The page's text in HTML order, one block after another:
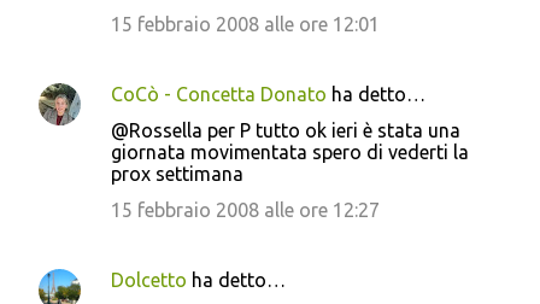
15 febbraio 2008 alle ore 12:01
CoCò - Concetta Donato ha detto…
@Rossella per P tutto ok ieri è stata una
giornata movimentata spero di vederti la
prox settimana
15 febbraio 2008 alle ore 12:27
Dolcetto ha detto…